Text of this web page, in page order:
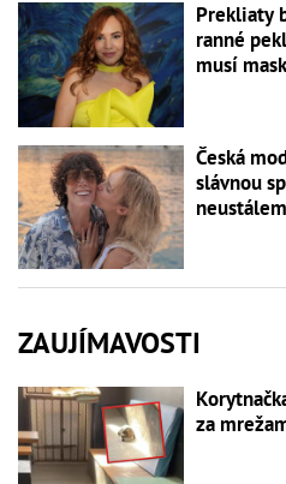
Prekliaty
ranné
musí
Česká
slávnou
ZAUJÍMAVOSTI
za